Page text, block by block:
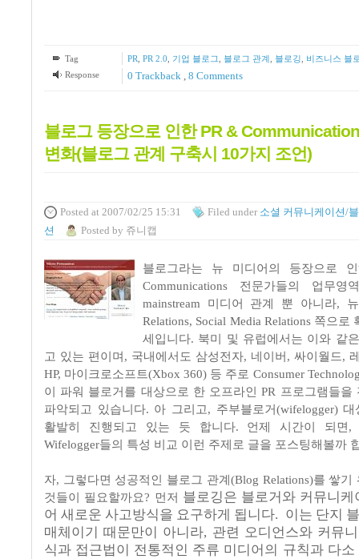
Tag PR, PR 2.0, 기업 블로그, 블로그 관계 , 블로깅, 비즈니스 블
Response
0 Trackback 8 Comments
블로그 등장으로 인한 PR &
변화(블로그 관계 구축시 10가지 조언)
Posted at 2007/02/25 15:31 Filed under 소셜 커뮤니케이션/
션
Posted by 쥬니캡
블로그라는 뉴 미디어의 등장으로
Communications 전문가들의 업무
mainstream 미디어 관계 뿐 아니라,
Relations, Social Media Relations 쪽으로
세입니다. 북미 및 유럽에서는 이와 같
고 있는 편이며, 국내에서도 삼성전자, 네이버, 싸이월드,
HP, 마이크로소프트(Xbox 360) 등 주로 Consumer
이 파워 블로거를 대상으로 한 오프라인 PR 프로그램들을
파악되고 있습니다. 아 그리고, 주부블로거(wifelogger)
활발히 진행되고 있는 듯 합니다. 언제 시간이 되면,
Wifelogger들의 특성 비교 이런 주제로 글을 포스팅해볼까
자, 그렇다면 성공적인 블로그 관계(Blog Relations)를 쌓기
것들이 필요할까요? 먼저 블로깅은 블로거와 커뮤니케
어 새로운 사고방식을 요구하게 됩니다. 이는 단지
매체이기
때문만이 아니라, 관련 오디언스와 커뮤
식과 접근법이 전통적인 주류 미디어의 규칙과 다소